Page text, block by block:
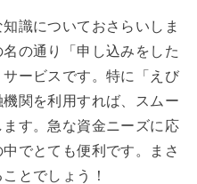
識についておさらいしま
の通り「申し込みをした
ービスです。特に「えび
関を利用すれば、スムー
す。急な資金ニーズに応
でとても便利です。まさ
とでしょう！